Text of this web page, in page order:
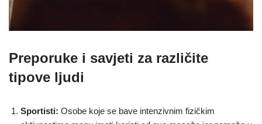
Preporuke i savjeti za različite
tipove ljudi
Sportisti: Osobe koje se bave intenzivnim fizičkim